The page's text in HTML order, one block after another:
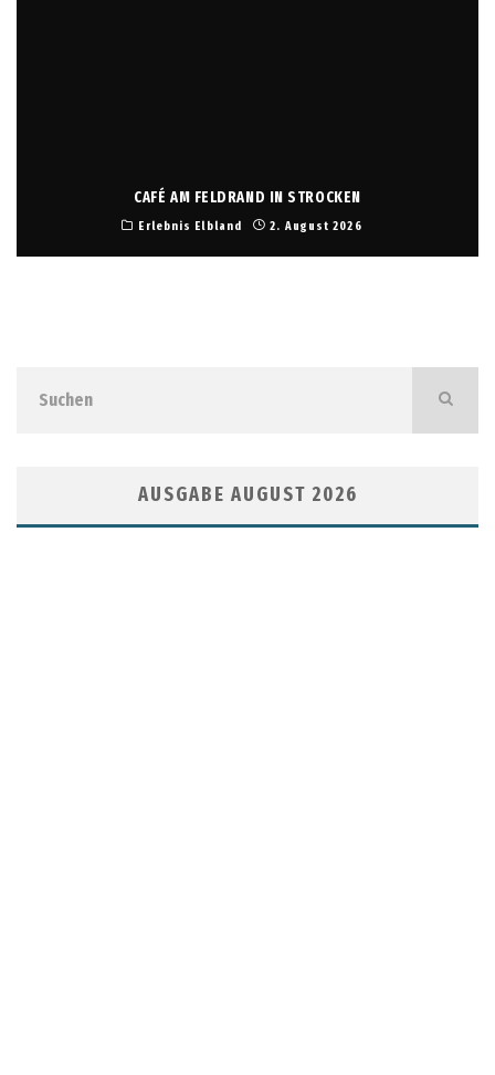
CAFÉ AM FELDRAND IN STROCKEN
Erlebnis Elbland 2. August 2026
AUSGABE AUGUST 2026